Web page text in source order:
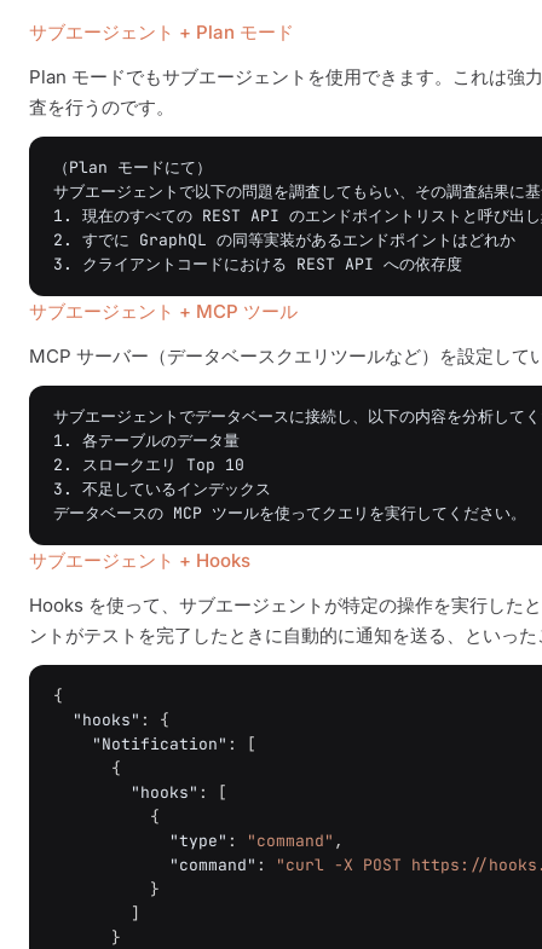
サブエージェント + Plan モード
Plan モードでもサブエージェントを使用できます。これは
査を行うのです。
（Plan モードにて）
サブエージェントで以下の問題を調査してもらい、その調査結果に
1. 現在のすべての REST API のエンドポイントリストと呼び出
2. すでに GraphQL の同等実装があるエンドポイントはどれか
サブエージェント + MCP ツール
MCP サーバー（データベースクエリツールなど）を設定し
サブエージェントでデータベースに接続し、以下の内容を分析して
1. 各テーブルのデータ量
2. スロークエリ Top 10
3. 不足しているインデックス
サブエージェント + Hooks
Hooks を使って、サブエージェントが特定の操作を実行した
ントがテストを完了したときに自動的に通知を送る、といっ
{
"hooks" :
{
"Notification" :
[
{
"hooks" :
[
{
"type" : "command" ,
"command" :
"curl -X POST https://
}
]
}